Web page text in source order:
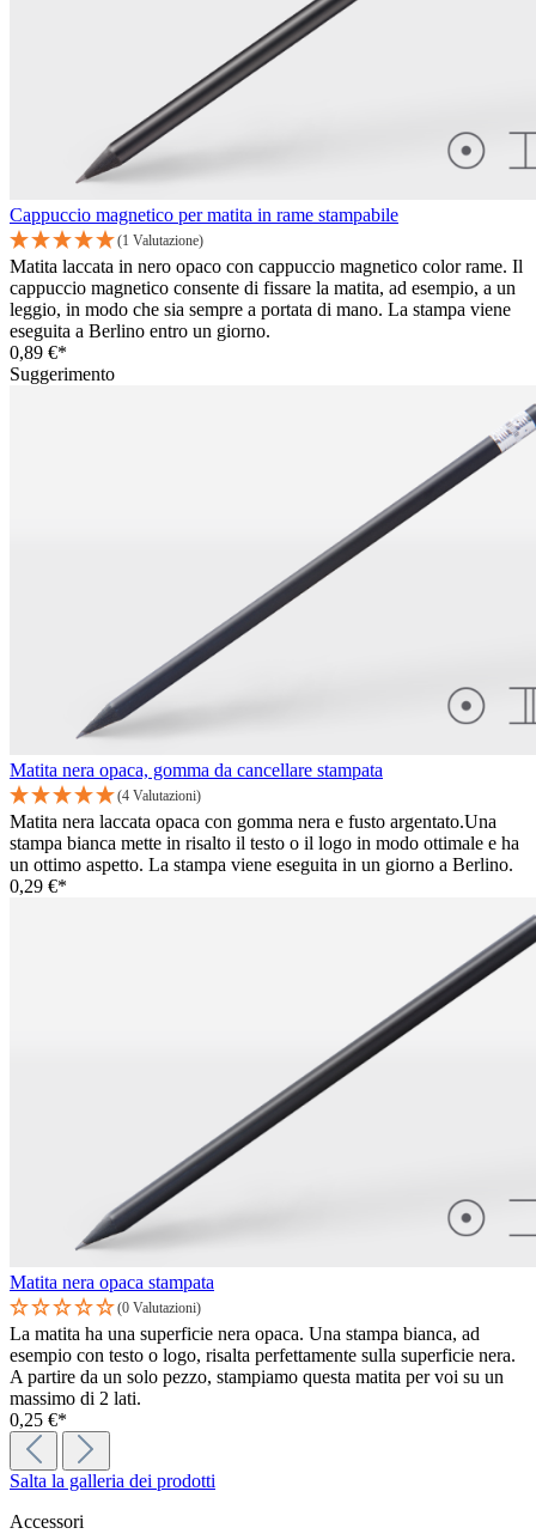
Cappuccio magnetico per matita in rame stampabile
(1 Valutazione)
Matita laccata in nero opaco con cappuccio magnetico color rame. Il
cappuccio magnetico consente di fissare la matita, ad esempio, a un
leggio, in modo che sia sempre a portata di mano. La stampa viene
eseguita a Berlino entro un giorno.
0,89 €*
Suggerimento
Matita nera opaca, gomma da cancellare stampata
(4 Valutazioni)
Matita nera laccata opaca con gomma nera e fusto argentato.Una
stampa bianca mette in risalto il testo o il logo in modo ottimale e ha
un ottimo aspetto. La stampa viene eseguita in un giorno a Berlino.
0,29 €*
Matita nera opaca stampata
(0 Valutazioni)
La matita ha una superficie nera opaca. Una stampa bianca, ad
esempio con testo o logo, risalta perfettamente sulla superficie nera.
A partire da un solo pezzo, stampiamo questa matita per voi su un
massimo di 2 lati.
0,25 €*
Salta la galleria dei prodotti
Accessori